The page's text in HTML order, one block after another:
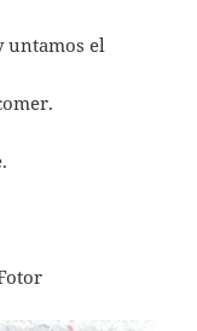
untamos el